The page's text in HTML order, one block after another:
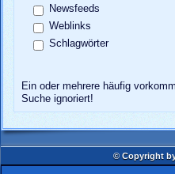
Newsfeeds
Weblinks
Schlagwörter
Ein oder mehrere häufig
Suche ignoriert!
© Copyright